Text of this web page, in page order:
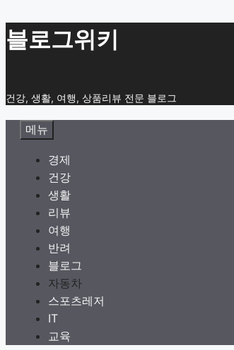
컨
텐
건
너
블로그위키
건강, 생활, 여행, 상품리뷰 전문 블로그
메뉴
경제
건강
생활
리뷰
여행
반려
블로그
자동차
스포츠레저
IT
교육